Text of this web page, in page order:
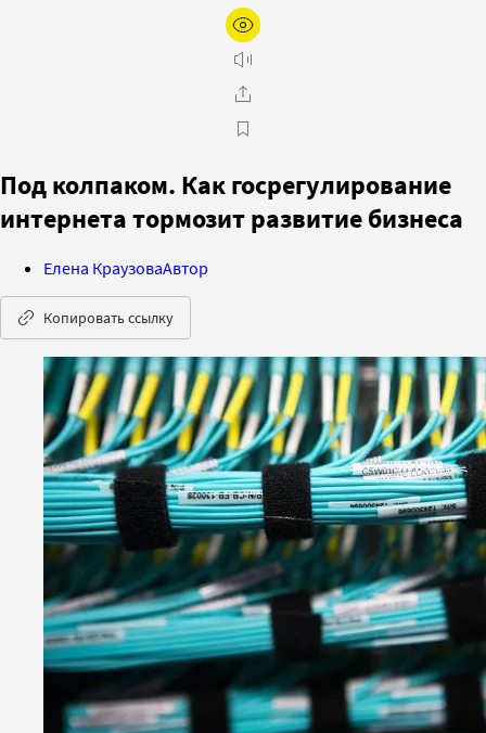
Под колпаком. Как госрегулирование
интернета тормозит развитие бизнеса
Елена КраузоваАвтор
Копировать ссылку